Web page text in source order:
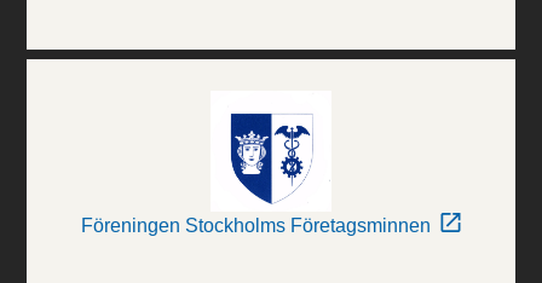
Föreningen Stockholms Företagsminnen